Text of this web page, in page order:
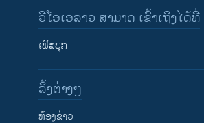
ຕິດຕາມພວກເຮົາ ທີ່
ວີໂອເອລາວ ສາມາດ ເຂົ້າເຖິງໄດ້ທີ່
ເຟັສບຸກ
​ລິ້ງ​ຕ່າງໆ
​ຫ້ອງ​ຂ່າວ